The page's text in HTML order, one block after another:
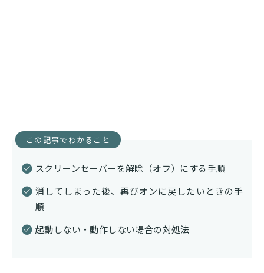
この記事でわかること
スクリーンセーバーを解除（オフ）にする手順
消してしまった後、再びオンに戻したいときの手
順
起動しない・動作しない場合の対処法